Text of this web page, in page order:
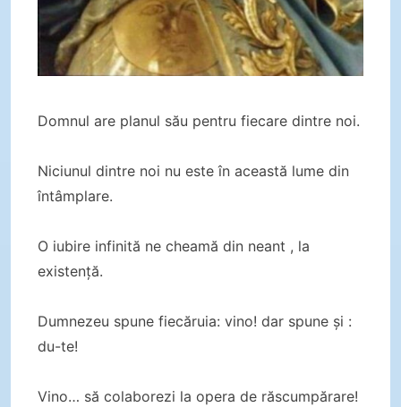
Domnul are planul său pentru fiecare dintre noi.
Niciunul dintre noi nu este în această lume din
întâmplare.
O iubire infinită ne cheamă din neant , la
existență.
Dumnezeu spune fiecăruia: vino! dar spune și :
du-te!
Vino… să colaborezi la opera de răscumpărare!